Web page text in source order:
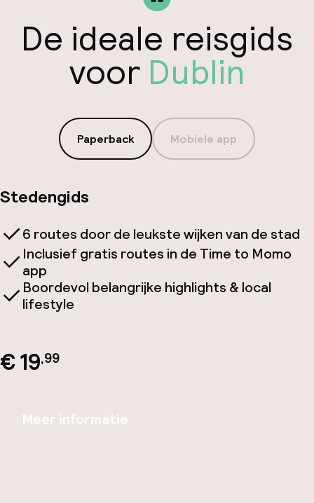
De ideale reisgids
voor Dublin
Paperback Mobiele app
Stedengids
6 routes door de leukste wijken van de stad
Inclusief gratis routes in de Time to Momo
app
Boordevol belangrijke highlights & local
lifestyle
€ 19,99
Meer informatie